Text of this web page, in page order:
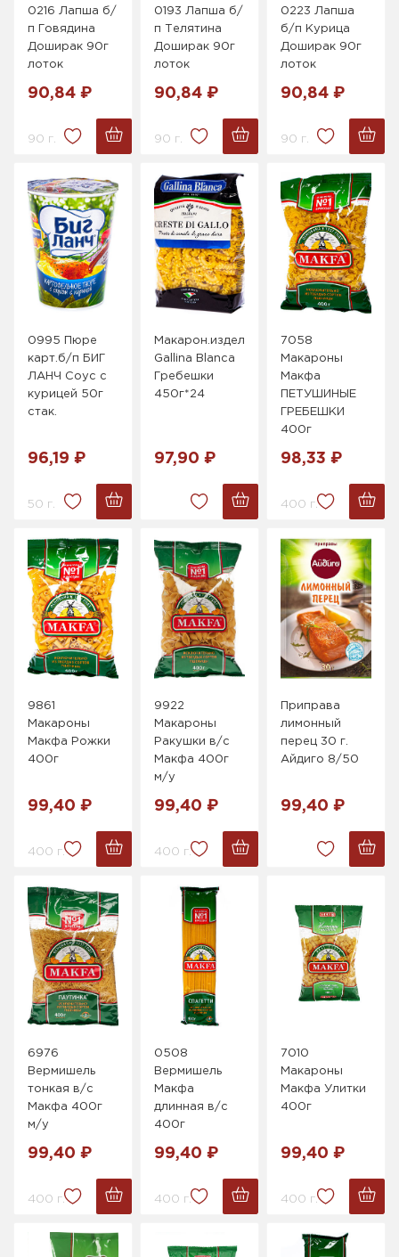
0216 Лапша б/
п Говядина
Доширак 90г
лоток
90,84 ₽
90 г.
0193 Лапша б/
п Телятина
Доширак 90г
лоток
90,84 ₽
90 г.
0223 Лапша
б/п Курица
Доширак 90г
лоток
90,84 ₽
90 г.
0995 Пюре
карт.б/п БИГ
ЛАНЧ Соус с
курицей 50г
стак.
96,19 ₽
50 г.
Макарон.изделия
Gallina Blanca
Гребешки
450г*24
97,90 ₽
7058
Макароны
Макфа
ПЕТУШИНЫЕ
ГРЕБЕШКИ
400г
98,33 ₽
400 г.
9861
Макароны
Макфа Рожки
400г
99,40 ₽
400 г.
9922
Макароны
Ракушки в/с
Макфа 400г
м/у
99,40 ₽
400 г.
Приправа
лимонный
перец 30 г.
Айдиго 8/50
99,40 ₽
6976
Вермишель
тонкая в/с
Макфа 400г
м/у
99,40 ₽
400 г.
0508
Вермишель
Макфа
длинная в/с
400г
99,40 ₽
400 г.
7010
Макароны
Макфа Улитки
400г
99,40 ₽
400 г.